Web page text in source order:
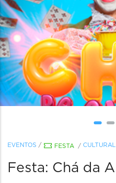
EVENTOS / FESTA / CULTURAL
Festa: Chá da